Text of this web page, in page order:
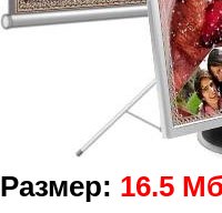
Размер: 16.5